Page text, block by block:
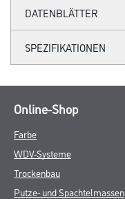
DATENBLÄTTER
SPEZIFIKATIONEN
Online-Shop
Farbe
WDV-Systeme
Trockenbau
Putze- und Spachtelmassen